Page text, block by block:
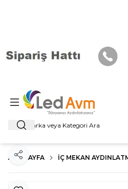
Ara
ANA SAYFA İÇ MEKAN
Paylaş